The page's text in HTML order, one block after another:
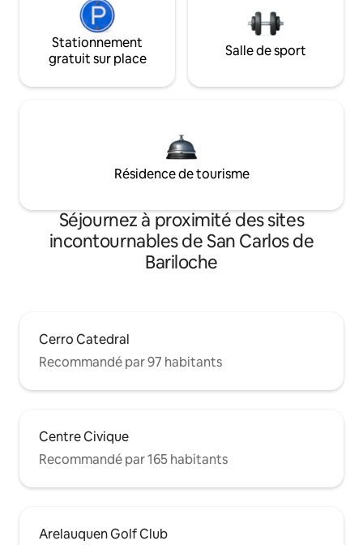
Stationnement
gratuit sur place
Salle de sport
Résidence de tourisme
Séjournez à proximité des sites
incontournables de San Carlos de
Bariloche
Cerro Catedral
Recommandé par 97 habitants
Centre Civique
Recommandé par 165 habitants
Arelauquen Golf Club